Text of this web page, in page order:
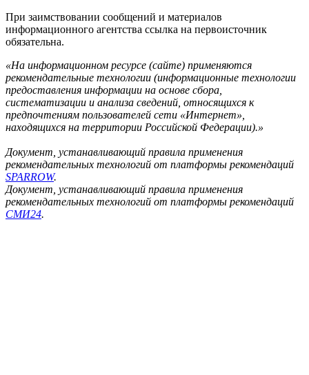
При заимствовании сообщений и материалов
информационного агентства ссылка на первоисточник
обязательна.
«На информационном ресурсе (сайте) применяются
рекомендательные технологии (информационные технологии
предоставления информации на основе сбора,
систематизации и анализа сведений, относящихся к
предпочтениям пользователей сети «Интернет»,
находящихся на территории Российской Федерации).»
Документ, устанавливающий правила применения
рекомендательных технологий от платформы рекомендаций
SPARROW.
Документ, устанавливающий правила применения
рекомендательных технологий от платформы рекомендаций
СМИ24.